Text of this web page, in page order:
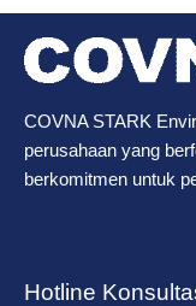
COVNA STARK
perusahaan yang
berkomitmen untuk
Hotline